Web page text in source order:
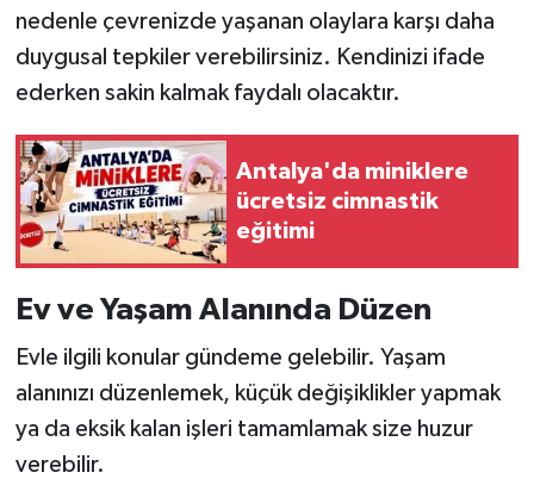
nedenle çevrenizde yaşanan olaylara karşı daha
duygusal tepkiler verebilirsiniz. Kendinizi ifade
ederken sakin kalmak faydalı olacaktır.
Antalya'da miniklere
ücretsiz cimnastik
eğitimi
Ev ve Yaşam Alanında Düzen
Evle ilgili konular gündeme gelebilir. Yaşam
alanınızı düzenlemek, küçük değişiklikler yapmak
ya da eksik kalan işleri tamamlamak size huzur
verebilir.